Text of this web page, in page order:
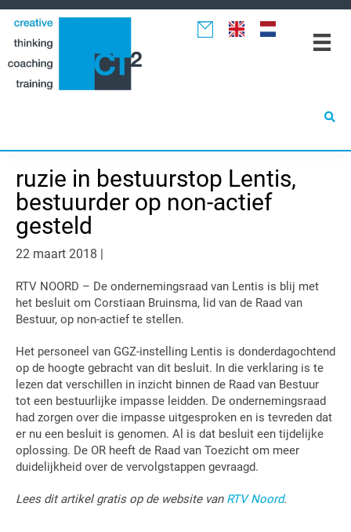
Spring
naar
hoofdnavigatie
Door
naar
Spring
naar
eerste
ruzie in bestuurstop Lentis,
bestuurder op non-actief
gesteld
22 maart 2018
RTV NOORD – De ondernemingsraad van Lentis is blij met
het besluit om Corstiaan Bruinsma, lid van de Raad van
Bestuur, op non-actief te stellen.
Het personeel van GGZ-instelling Lentis is donderdagochtend
op de hoogte gebracht van dit besluit. In die verklaring is te
lezen dat verschillen in inzicht binnen de Raad van Bestuur
tot een bestuurlijke impasse leidden. De ondernemingsraad
had zorgen over die impasse uitgesproken en is tevreden dat
er nu een besluit is genomen. Al is dat besluit een tijdelijke
oplossing. De OR heeft de Raad van Toezicht om meer
duidelijkheid over de vervolgstappen gevraagd.
Lees dit artikel gratis op de website van RTV Noord.